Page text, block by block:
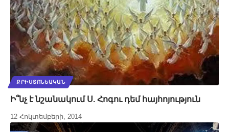
ՔՐԻՍՏՈՆԵԱԿԱՆ
Ի՞նչ է նշանակում Ս. Հոգու դեմ հայհոյություն
12 Հոկտեմբերի, 2014